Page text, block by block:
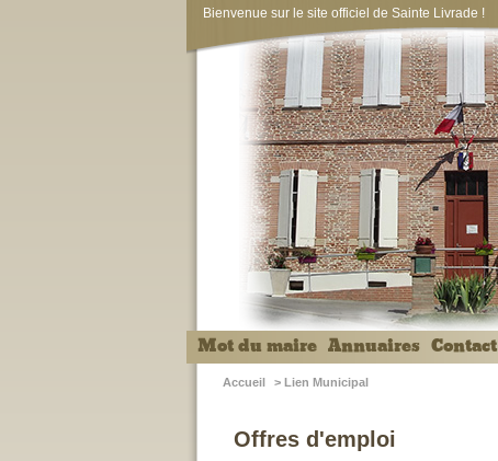
Bienvenue sur le site officiel de Sainte Livrade !
Mot du maire Annuaires Contact
Accueil > Lien Municipal
Offres d'emploi